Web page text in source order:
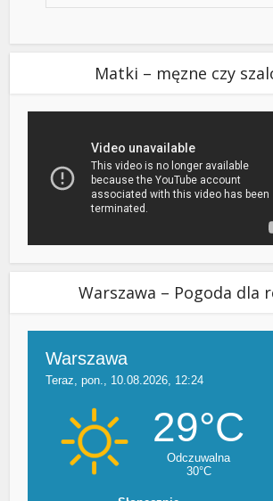
Matki – męzne czy
Warszawa – Pogoda dla